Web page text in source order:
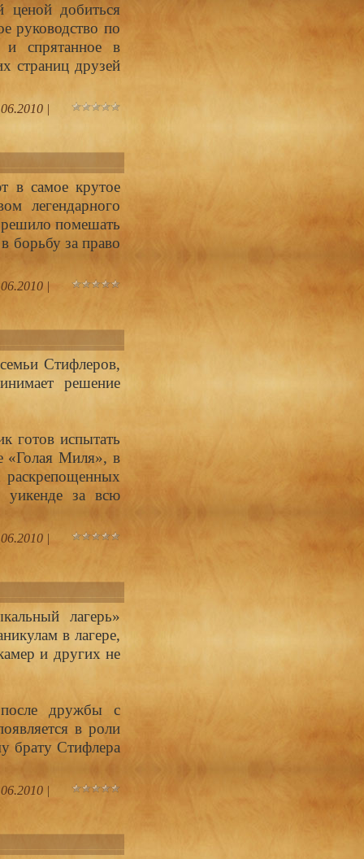
добиться
руководство по
и спрятанное в
страниц друзей
|
в самое крутое
легендарного
помешать
борьбу за право
|
Стифлеров,
решение
готов испытать
«Голая Миля», в
раскрепощенных
уикенде за всю
|
лагерь»
в лагере,
и других не
после дружбы с
в роли
брату Стифлера
|